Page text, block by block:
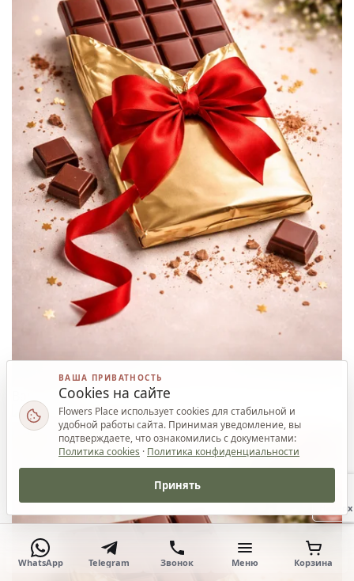
Ваш приз
WhatsApp Telegram Звонок Меню Корзина
Наверх
ВАША ПРИВАТНОСТЬ
Cookies на сайте
Flowers Place использует cookies для стабильной и
удобной работы сайта. Принимая уведомление, вы
подтверждаете, что ознакомились с документами:
Политика cookies · Политика конфиденциальности
Принять